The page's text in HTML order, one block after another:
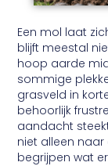
Een mol laat
blijft meestal
hoop aarde
sommige
grasveld in
behoorlijk
aandacht
niet alleen
begrijpen wat